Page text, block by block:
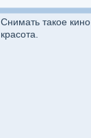
Снимать такое
красота.